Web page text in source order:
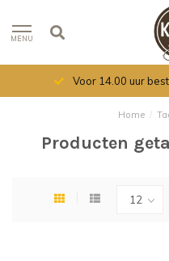
MENU
Voor 14.00 uur
Home /
Producten